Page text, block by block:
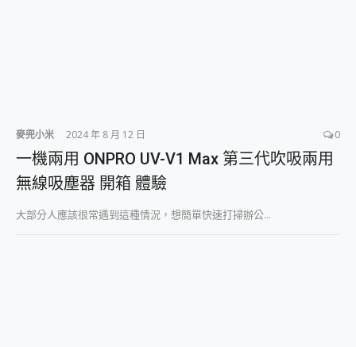
麥兜小米 2024 年 8 月 12 日 0
一機兩用 ONPRO UV-V1 Max 第三代吹吸兩用
無線吸塵器 開箱 體驗
大部分人應該很常遇到這種情況，想簡單快速打掃辦公...